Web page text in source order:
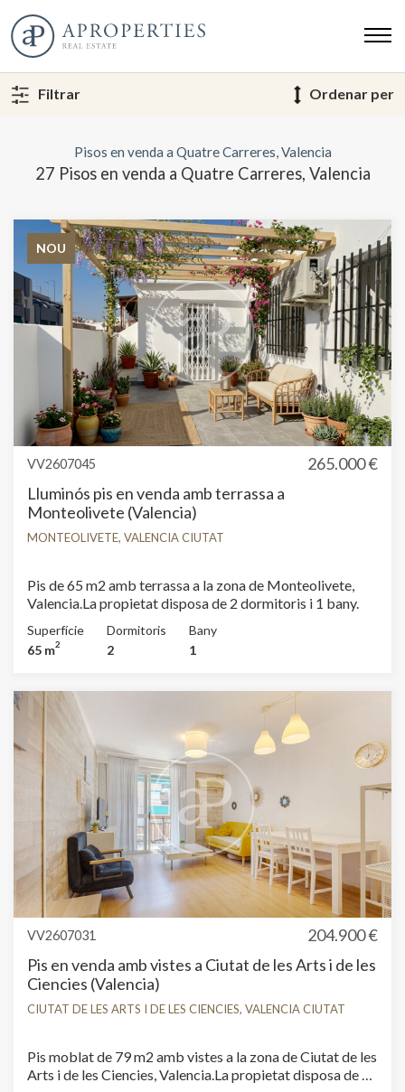
Filtrar Ordenar per
Pisos en venda a Quatre Carreres, Valencia
27 Pisos en venda a Quatre Carreres, Valencia
NOU
VV2607045
265.000 €
Lluminós pis en venda amb terrassa a
Monteolivete (Valencia)
MONTEOLIVETE, VALENCIA CIUTAT
Pis de 65 m2 amb terrassa a la zona de Monteolivete,
Valencia.La propietat disposa de 2 dormitoris i 1 bany.
Superfície
65 m2
Dormitoris
2
Bany
1
VV2607031
204.900 €
Pis en venda amb vistes a Ciutat de les Arts i de les
Ciencies (Valencia)
CIUTAT DE LES ARTS I DE LES CIENCIES, VALENCIA CIUTAT
Pis moblat de 79 m2 amb vistes a la zona de Ciutat de les
Arts i de les Ciencies, Valencia.La propietat disposa de 2